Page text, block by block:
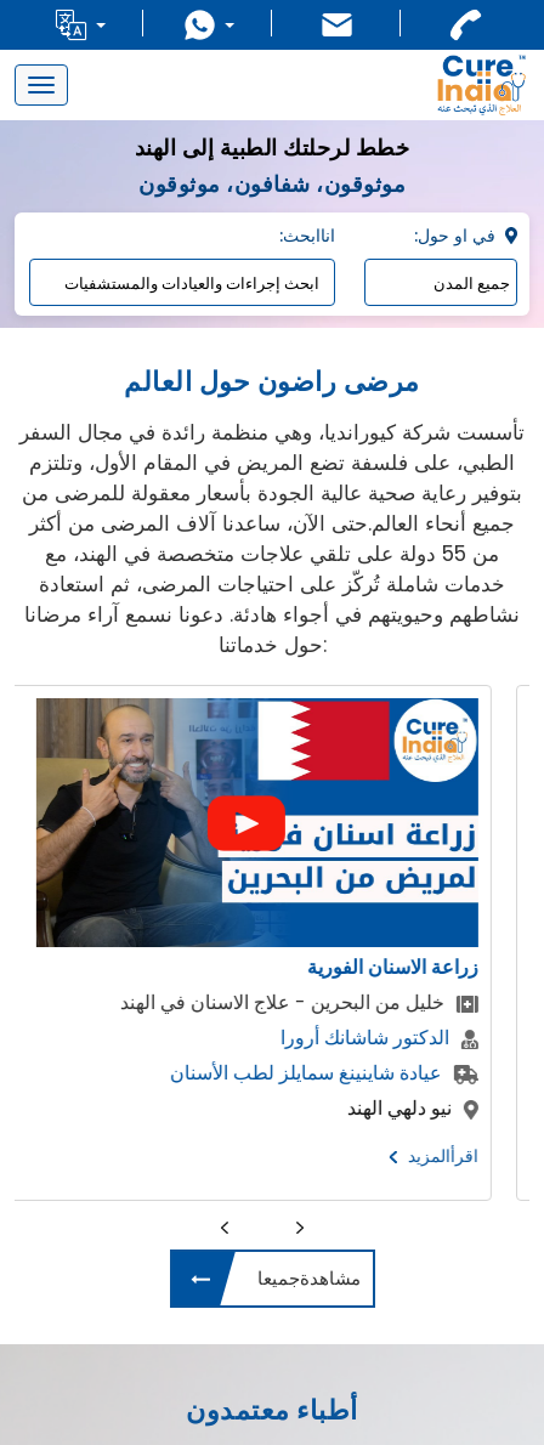
Toggle
navigation
خطط لرحلتك الطبية إلى الهند
موثوقون، شفافون، موثوقون
:اناابحث
مرضى راضون حول العالم
تأسست شركة كيورانديا، وهي منظمة رائدة في مجال السفر
الطبي، على فلسفة تضع المريض في المقام الأول، وتلتزم
بتوفير رعاية صحية عالية الجودة بأسعار معقولة للمرضى من
جميع أنحاء العالم.حتى الآن، ساعدنا آلاف المرضى من أكثر
من 55 دولة على تلقي علاجات متخصصة في الهند، مع
خدمات شاملة تُركّز على احتياجات المرضى، ثم استعادة
نشاطهم وحيويتهم في أجواء هادئة. دعونا نسمع آراء مرضانا
حول خدماتنا:
الفورية
- علاج الاسنان في الهند
أرورا
سمايلز لطب الأسنان
مشاهدةجميعا
أطباء معتمدون